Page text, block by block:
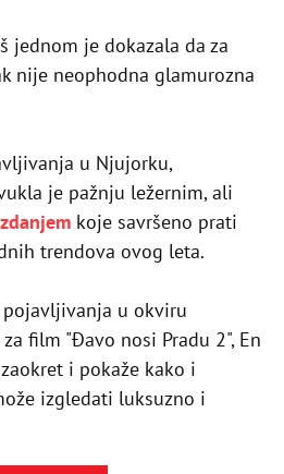
jednom je dokazala da za
nije neophodna glamurozna
u Njujorku,
je pažnju ležernim, ali
koje savršeno prati
trendova ovog leta.
pojavljivanja u okviru
film "Đavo nosi Pradu 2", En
i pokaže kako i
izgledati luksuzno i